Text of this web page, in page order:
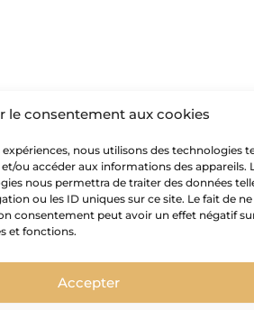
le consentement aux cookies
nous utilisons des technologies
ou accéder aux informations des appareils.
nous permettra de traiter des données
ou les ID uniques sur ce site. Le fait de ne
consentement peut avoir un effet négatif
et fonctions.
Accepter